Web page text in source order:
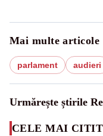
Mai multe articole
parlament audieri
Urmărește știrile
CELE MAI